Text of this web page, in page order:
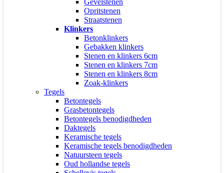
Opritstenen
Straatstenen
Klinkers
Betonklinkers
Gebakken klinkers
Stenen en klinkers 6cm
Stenen en klinkers 7cm
Stenen en klinkers 8cm
Zoak-klinkers
Tegels
Betontegels
Grasbetontegels
Betontegels benodigdheden
Daktegels
Keramische tegels
Keramische tegels benodigdheden
Natuursteen tegels
Oud hollandse tegels